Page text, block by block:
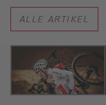
ALLE ARTIKEL